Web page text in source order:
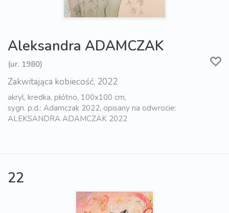
Aleksandra ADAMCZAK
(ur. 1980)
Zakwitająca kobiecość, 2022
akryl, kredka, płótno, 100x100 cm,
sygn. p.d.: Adamczak 2022, opisany na odwrocie:
ALEKSANDRA ADAMCZAK 2022
22